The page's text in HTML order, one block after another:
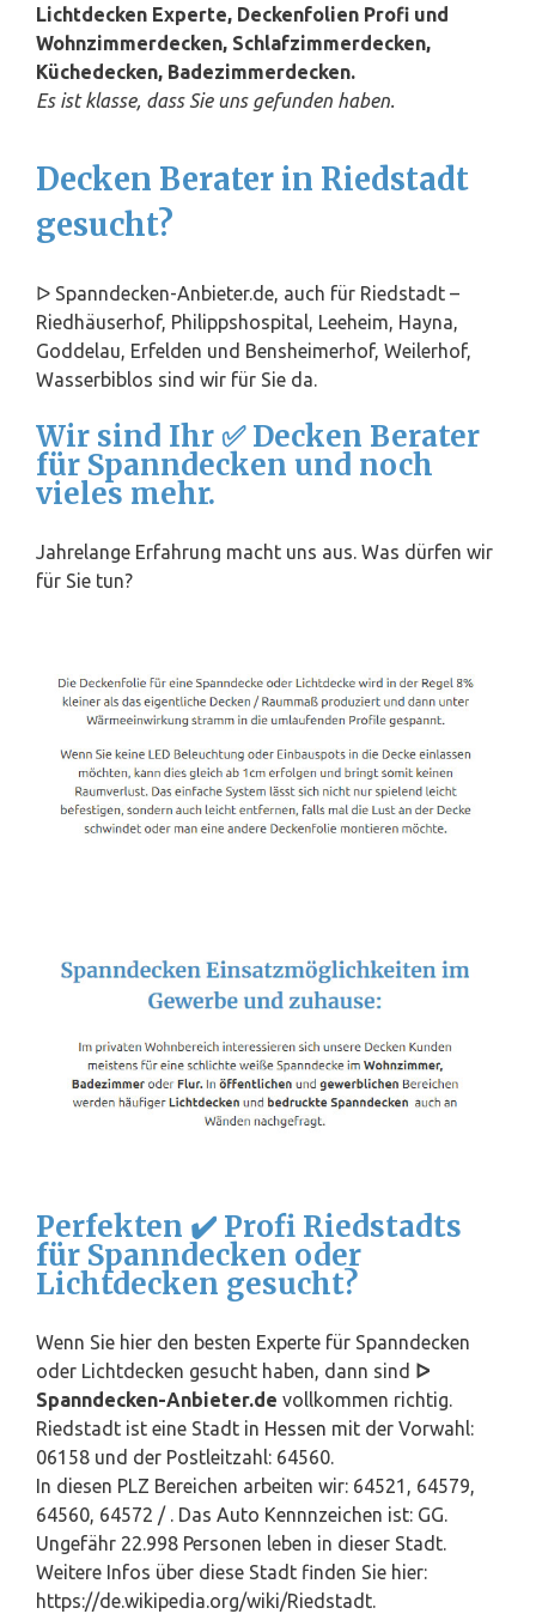
Lichtdecken Experte, Deckenfolien Profi und
Wohnzimmerdecken, Schlafzimmerdecken,
Küchedecken, Badezimmerdecken.
Es ist klasse, dass Sie uns gefunden haben.
Decken Berater in Riedstadt
gesucht?
ᐅ Spanndecken-Anbieter.de, auch für Riedstadt –
Riedhäuserhof, Philippshospital, Leeheim, Hayna,
Goddelau, Erfelden und Bensheimerhof, Weilerhof,
Wasserbiblos sind wir für Sie da.
Wir sind Ihr ✅ Decken Berater
für Spanndecken und noch
vieles mehr.
Jahrelange Erfahrung macht uns aus. Was dürfen wir
für Sie tun?
Perfekten ✔️ Profi Riedstadts
für Spanndecken oder
Lichtdecken gesucht?
Wenn Sie hier den besten Experte für Spanndecken
oder Lichtdecken gesucht haben, dann sind ᐅ
Spanndecken-Anbieter.de vollkommen richtig.
Riedstadt ist eine Stadt in Hessen mit der Vorwahl:
06158 und der Postleitzahl: 64560.
In diesen PLZ Bereichen arbeiten wir: 64521, 64579,
64560, 64572 / . Das Auto Kennnzeichen ist: GG.
Ungefähr 22.998 Personen leben in dieser Stadt.
Weitere Infos über diese Stadt finden Sie hier:
https://de.wikipedia.org/wiki/Riedstadt.